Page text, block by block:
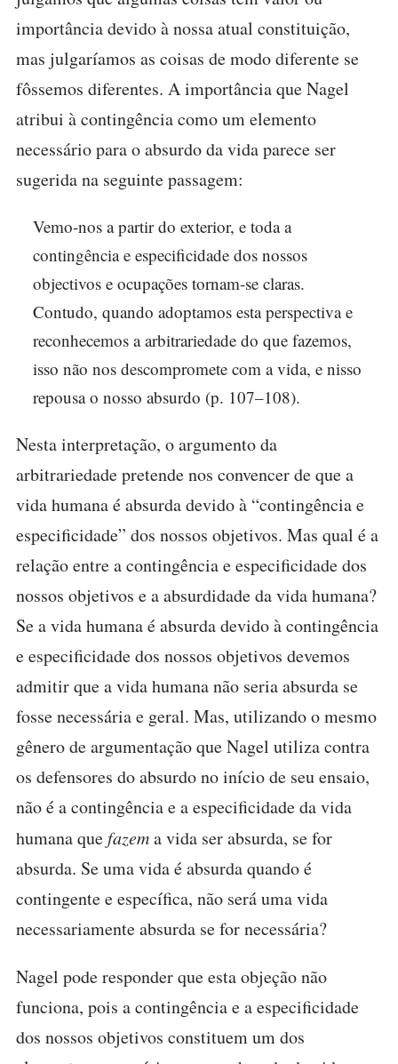
importância devido à nossa atual constituição,
mas julgaríamos as coisas de modo diferente se
fôssemos diferentes. A importância que Nagel
atribui à contingência como um elemento
necessário para o absurdo da vida parece ser
sugerida na seguinte passagem:
Vemo-nos a partir do exterior, e toda a
contingência e especificidade dos nossos
objectivos e ocupações tornam-se claras.
Contudo, quando adoptamos esta perspectiva e
reconhecemos a arbitrariedade do que fazemos,
isso não nos descompromete com a vida, e nisso
repousa o nosso absurdo (p. 107–108).
Nesta interpretação, o argumento da
arbitrariedade pretende nos convencer de que a
vida humana é absurda devido à “contingência e
especificidade” dos nossos objetivos. Mas qual é a
relação entre a contingência e especificidade dos
nossos objetivos e a absurdidade da vida humana?
Se a vida humana é absurda devido à contingência
e especificidade dos nossos objetivos devemos
admitir que a vida humana não seria absurda se
fosse necessária e geral. Mas, utilizando o mesmo
gênero de argumentação que Nagel utiliza contra
os defensores do absurdo no início de seu ensaio,
não é a contingência e a especificidade da vida
humana quefazema vida ser absurda, se for
absurda. Se uma vida é absurda quando é
contingente e específica, não será uma vida
necessariamente absurda se for necessária?
Nagel pode responder que esta objeção não
funciona, pois a contingência e a especificidade
dos nossos objetivos constituem um dos